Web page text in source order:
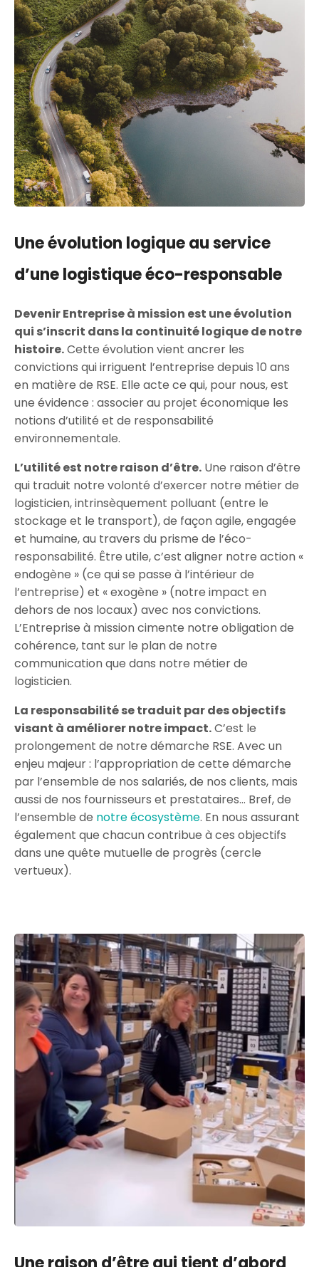
Une évolution logique au service
d’une logistique éco-responsable
Devenir Entreprise à mission est une évolution
qui s’inscrit dans la continuité logique de notre
histoire.Cette évolution vient ancrer les
convictions qui irriguent l’entreprise depuis 10 ans
en matière de RSE. Elle acte ce qui, pour nous, est
une évidence : associer au projet économique les
notions d’utilité et de responsabilité
environnementale.
L’utilité est notre raison d’être. Une raison d’être
qui traduit notre volonté d’exercer notre métier de
logisticien, intrinsèquement polluant (entre le
stockage et le transport), de façon agile, engagée
et humaine, au travers du prisme de l’éco-
responsabilité. Être utile, c’est aligner notre action «
endogène » (ce qui se passe à l’intérieur de
l’entreprise) et « exogène » (notre impact en
dehors de nos locaux) avec nos convictions.
L’Entreprise à mission cimente notre obligation de
cohérence, tant sur le plan de notre
communication que dans notre métier de
logisticien.
La responsabilité se traduit par des objectifs
visant à améliorer notre impact.C’est le
prolongement de notre démarche RSE. Avec un
enjeu majeur : l’appropriation de cette démarche
par l’ensemble de nos salariés, de nos clients, mais
aussi de nos fournisseurs et prestataires… Bref, de
l’ensemble de notre écosystème. En nous assurant
également que chacun contribue à ces objectifs
dans une quête mutuelle de progrès (cercle
vertueux).